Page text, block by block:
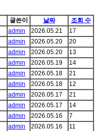
글쓴이 날짜
조회 수
admin 2026.05.21
17
admin 2026.05.20
20
admin 2026.05.20
13
admin 2026.05.19
14
admin 2026.05.18
21
admin 2026.05.18
12
admin 2026.05.17
21
admin 2026.05.17
14
admin 2026.05.16
7
admin 2026.05.16
11